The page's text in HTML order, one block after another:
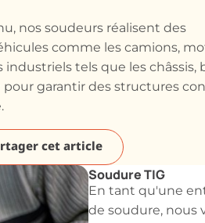
nos soudeurs réalisent des
comme les camions,
tels que les châssis,
garantir des structures
cet article
Soudure TIG
En tant qu'une
de soudure, nous